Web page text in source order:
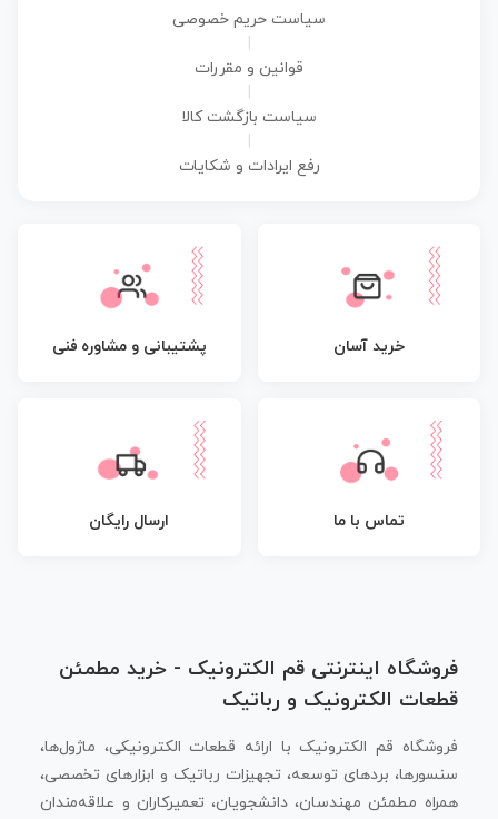
سیاست حریم خصوصی
قوانین و مقررات
سیاست بازگشت کالا
رفع ایرادات و شکایات
خرید آسان پشتیبانی و مشاوره فنی
تماس با ما ارسال رایگان
فروشگاه اینترنتی قم الکترونیک - خرید مطمئن
قطعات الکترونیک و رباتیک
فروشگاه قم الکترونیک با ارائه قطعات الکترونیکی، ماژول‌ها،
سنسورها، بردهای توسعه، تجهیزات رباتیک و ابزارهای تخصصی،
همراه مطمئن مهندسان، دانشجویان، تعمیرکاران و علاقه‌مندان